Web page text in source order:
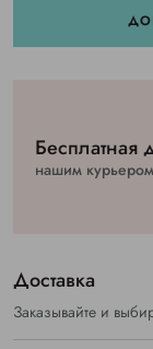
Бесплатная
нашим
Доставка
Заказывайте и